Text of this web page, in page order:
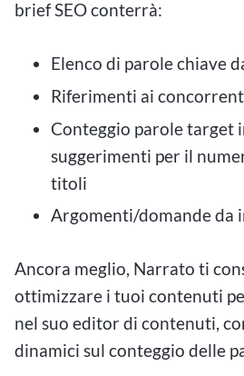
brief SEO conterrà:
Elenco di parole chiave
Riferimenti ai
Conteggio parole target
suggerimenti per il
titoli
Argomenti/domande da
Ancora meglio, Narrato ti
ottimizzare i tuoi contenuti
nel suo editor di contenuti,
dinamici sul conteggio delle